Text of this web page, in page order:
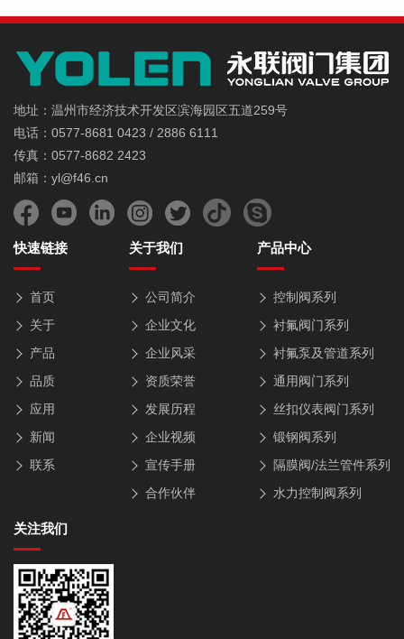
地址：温州市经济技术开发区滨海园区五道259号
电话：0577-8681 0423 / 2886 6111
传真：0577-8682 2423
邮箱：yl@f46.cn
快速链接
首页
关于
产品
品质
应用
新闻
联系
关于我们
公司简介
企业文化
企业风采
资质荣誉
发展历程
企业视频
宣传手册
合作伙伴
产品中心
控制阀系列
衬氟阀门系列
衬氟泵及管道系列
通用阀门系列
丝扣仪表阀门系列
锻钢阀系列
隔膜阀/法兰管件系列
水力控制阀系列
关注我们